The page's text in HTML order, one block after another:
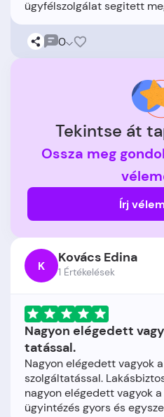
0
Tekintse át
Ossza meg
Írj
K Kovács Edina
1 Értékelések
Nagyon elégedett
tatással.
Nagyon elégedett vagyok
szolgáltatással.
nagyon elégedett vagyok